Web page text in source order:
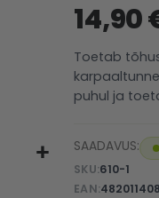
14,90
Toetab
puhul ja
SAADAVUS:
SKU 610-1
EAN